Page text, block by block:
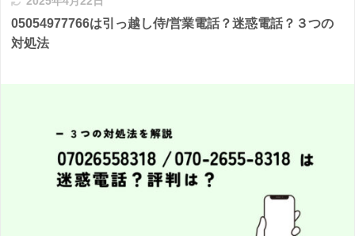
05054977766は引っ越し侍/営業電話？迷惑電話？３つの
対処法